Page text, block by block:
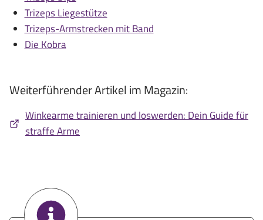
Trizeps Liegestütze
Trizeps-Armstrecken mit Band
Die Kobra
Weiterführender Artikel im Magazin:
Winkearme trainieren und loswerden: Dein Guide für
straffe Arme